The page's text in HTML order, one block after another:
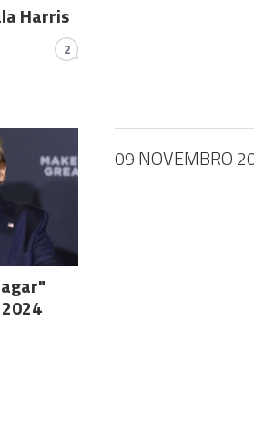
Harris
2
09 NOVEMBRO